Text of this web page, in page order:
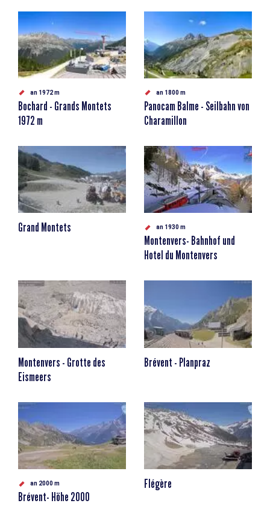
an 1972 m
Bochard - Grands Montets
1972 m
an 1800 m
Panocam Balme - Seilbahn von
Charamillon
Grand Montets an 1930 m
Montenvers- Bahnhof und
Hotel du Montenvers
Montenvers - Grotte des
Eismeers
Brévent - Planpraz
an 2000 m
Brévent- Höhe 2000
Flégère